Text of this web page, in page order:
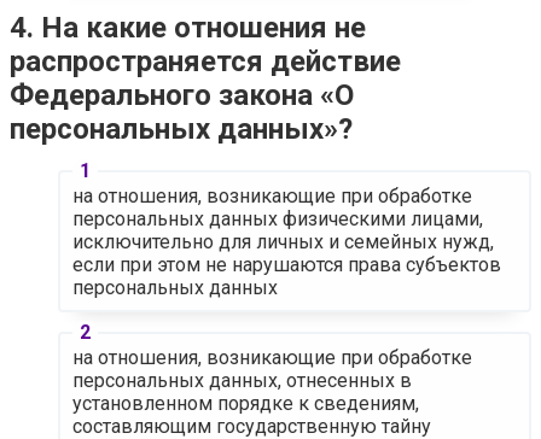
4. На какие отношения не
распространяется действие
Федерального закона «О
персональных данных»?
на отношения, возникающие при обработке
персональных данных физическими лицами,
исключительно для личных и семейных нужд,
если при этом не нарушаются права субъектов
персональных данных
на отношения, возникающие при обработке
персональных данных, отнесенных в
установленном порядке к сведениям,
составляющим государственную тайну